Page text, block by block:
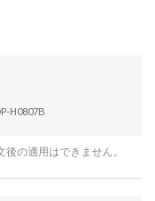
H0807B
の適用はできません。